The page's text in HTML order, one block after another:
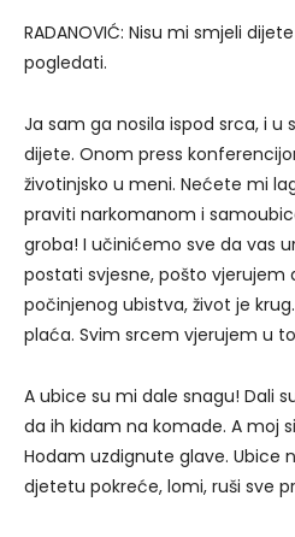
RADANOVIĆ: Nisu mi smjeli
pogledati.
Ja sam ga nosila ispod srca, i u
dijete. Onom press
životinjsko u meni. Nećete mi
praviti narkomanom i
groba! I učinićemo sve da vas
postati svjesne, pošto
počinjenog ubistva, život je
plaća. Svim srcem vjerujem u
A ubice su mi dale snagu! Dali
da ih kidam na komade. A moj
Hodam uzdignute glave. Ubice
djetetu pokreće, lomi, ruši sve